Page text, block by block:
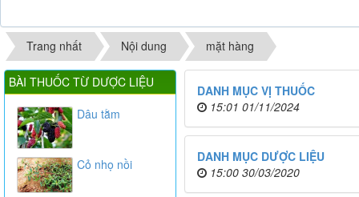
Trang nhất Nội dung mặt hàng
DANH MỤC VỊ THUỐC
15:01 01/11/2024
DANH MỤC DƯỢC LIỆU
15:00 30/03/2020
BÀI THUỐC TỪ DƯỢC LIỆU
Dâu tằm
Cỏ nhọ nồi